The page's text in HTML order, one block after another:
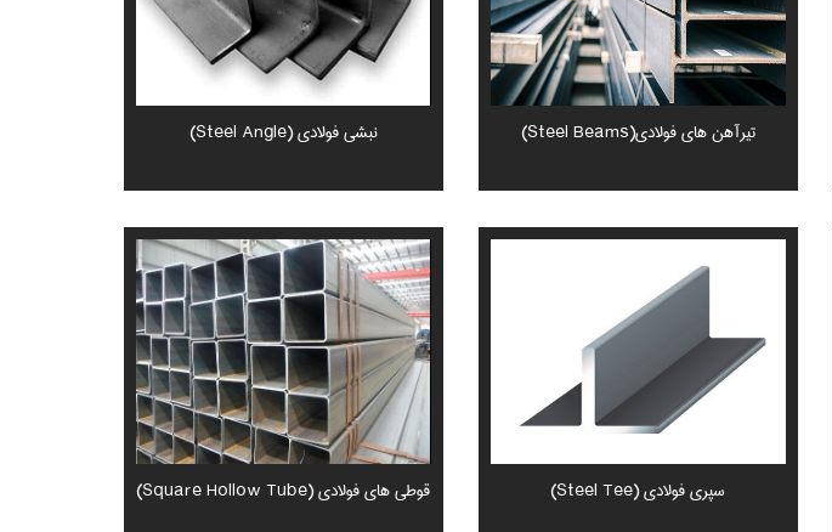
نبشی فولادی (Steel Angle) تیرآهن های فولادی(Steel Beams)
قوطی های فولادی (Square Hollow Tube) سپری فولادی (Steel Tee)